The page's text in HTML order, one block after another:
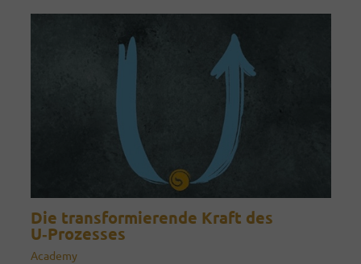
Die transformierende Kraft des
U‑Prozesses
Academy